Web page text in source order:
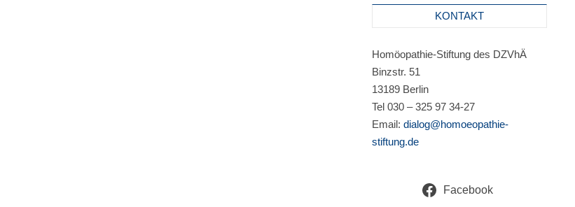
KONTAKT
Homöopathie-Stiftung des DZVhÄ
Binzstr. 51
13189 Berlin
Tel 030 – 325 97 34-27
Email: dialog@homoeopathie-
stiftung.de
Facebook